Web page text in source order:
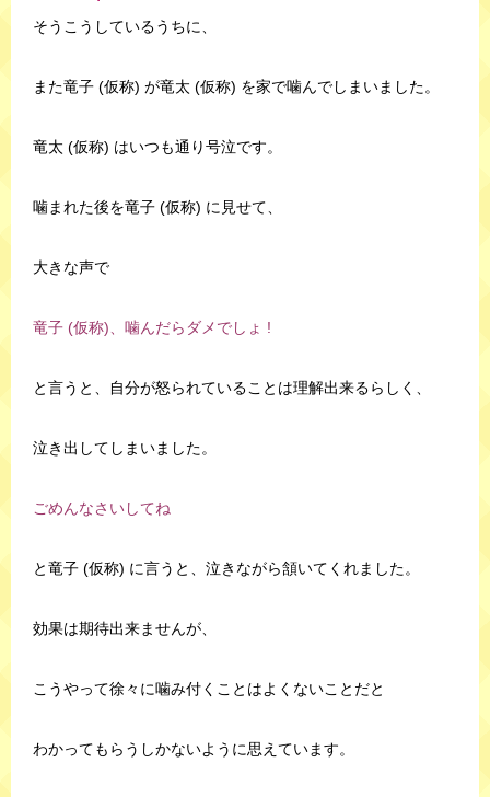
そうこうしているうちに、
また竜子 (仮称) が竜太 (仮称) を家で噛んでしまいました。
竜太 (仮称) はいつも通り号泣です。
噛まれた後を竜子 (仮称) に見せて、
大きな声で
竜子 (仮称)、噛んだらダメでしょ !
と言うと、自分が怒られていることは理解出来るらしく、
泣き出してしまいました。
ごめんなさいしてね
と竜子 (仮称) に言うと、泣きながら頷いてくれました。
効果は期待出来ませんが、
こうやって徐々に噛み付くことはよくないことだと
わかってもらうしかないように思えています。